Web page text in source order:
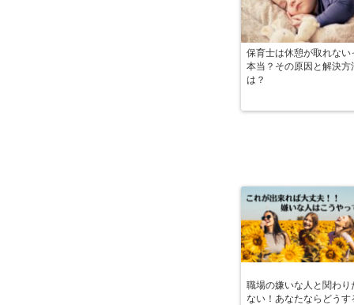
保育士は休憩が取れない
本当？その原因と解決方
は？
職場の嫌いな人と関わり
ない！あなたならどうす